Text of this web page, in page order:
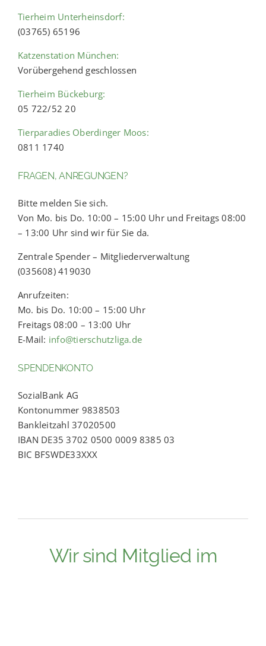
Tierheim Unterheinsdorf:
(03765) 65196
Katzenstation München:
Vorübergehend geschlossen
Tierheim Bückeburg:
05 722/52 20
Tierparadies Oberdinger Moos:
0811 1740
FRAGEN, ANREGUNGEN?
Bitte melden Sie sich.
Von Mo. bis Do. 10:00 – 15:00 Uhr und Freitags 08:00
– 13:00 Uhr sind wir für Sie da.
Zentrale Spender – Mitgliederverwaltung
(035608) 419030
Anrufzeiten:
Mo. bis Do. 10:00 – 15:00 Uhr
Freitags 08:00 – 13:00 Uhr
E-Mail: info@tierschutzliga.de
SPENDENKONTO
SozialBank AG
Kontonummer 9838503
Bankleitzahl 37020500
IBAN DE35 3702 0500 0009 8385 03
BIC BFSWDE33XXX
Wir sind Mitglied im